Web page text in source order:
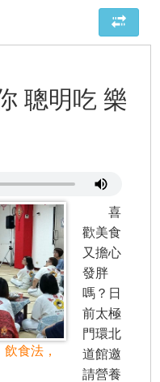
聰明吃 樂
食法，
喜
歡美食
又擔心
發胖
嗎？日
前太極
門環北
道館邀
請營養